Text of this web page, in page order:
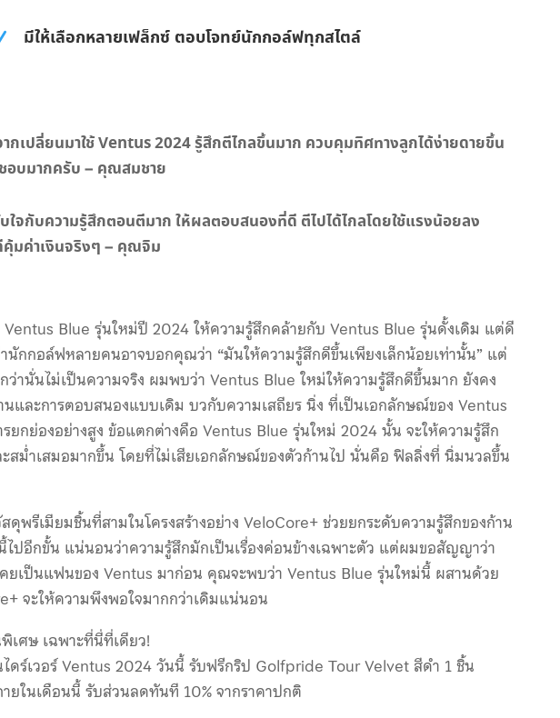
มีให้เลือกหลายเฟล็กซ์ ตอบโจทย์นักกอล์ฟทุกสไตล์
กเปลี่ยนมาใช้ Ventus 2024 รู้สึกตีไกลขึ้นมาก ควบคุมทิศทางลูกได้ง่ายดายขึ้น
อบมากครับ – คุณสมชาย
ใจกับความรู้สึกตอนตีมาก ให้ผลตอบสนองที่ดี ตีไปได้ไกลโดยใช้แรงน้อยลง
มค่าเงินจริงๆ – คุณจิม
Blue รุ่นใหม่ปี 2024 ให้ความรู้สึกคล้ายกับ Ventus Blue รุ่นดั้งเดิม แต่ดี
นักกอล์ฟหลายคนอาจบอกคุณว่า “มันให้ความรู้สึกดีขึ้นเพียงเล็กน้อยเท่านั้น” แต่
ว่านั่นไม่เป็นความจริง ผมพบว่า Ventus Blue ใหม่ให้ความรู้สึกดีขึ้นมาก ยังคง
นและการตอบสนองแบบเดิม บวกับความเสถียร นิ่ง ที่เป็นเอกลักษณ์ของ Ventus
ยกย่องอย่างสูง ข้อแตกต่างคือ Ventus Blue รุ่นใหม่ 2024 นั้น จะให้ความรู้สึก
ะสม่ำเสมอมากขึ้น โดยที่ไม่เสียเอกลักษณ์ของตัวก้านไป นั่นคือ ฟิลลิ่งที่ นิ่มนวลขึ้น
ดุพรีเมียมชิ้นที่สามในโครงสร้างอย่าง VeloCore+ ช่วยยกระดับความรู้สึกของก้าน
ไปอีกขั้น แน่นอนว่าความรู้สึกมักเป็นเรื่องค่อนข้างเฉพาะตัว แต่ผมขอสัญญาว่า
ยเป็นแฟนของ Ventus มาก่อน คุณจะพบว่า Ventus Blue รุ่นใหม่นี้ ผสานด้วย
จะให้ความพึงพอใจมากกว่าเดิมแน่นอน
เศษ เฉพาะที่นี่ที่เดียว!
ดร์เวอร์ Ventus 2024 วันนี้ รับฟรีกริป Golfpride Tour Velvet สีดำ 1 ชิ้น
ยในเดือนนี้ รับส่วนลดทันที 10% จากราคาปกติ